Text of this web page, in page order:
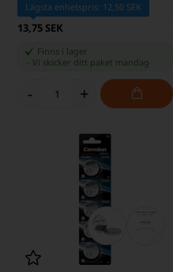
Lägsta enhetspris: 12,50 SEK
13,75 SEK
Finns i lager
-Vi skicker ditt paket mandag
- +